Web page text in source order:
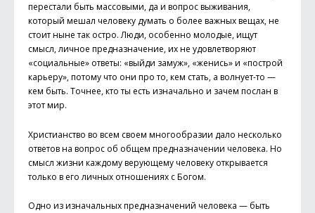
перестали быть массовыми, да и вопрос выживания,
который мешал человеку думать о более важных вещах, не
стоит ныне так остро. Люди, особенно молодые, ищут
смысл, личное предназначение, их не удовлетворяют
«социальные» ответы: «выйди замуж», «женись» и «построй
карьеру», потому что они про то, кем стать, а волнует-то —
кем быть. Точнее, кто ты есть изначально и зачем послан в
этот мир.
Христианство во всем своем многообразии дало несколько
ответов на вопрос об общем предназначении человека. Но
смысл жизни каждому верующему человеку открывается
только в его личных отношениях с Богом.
Одно из изначальных предназначений человека — быть